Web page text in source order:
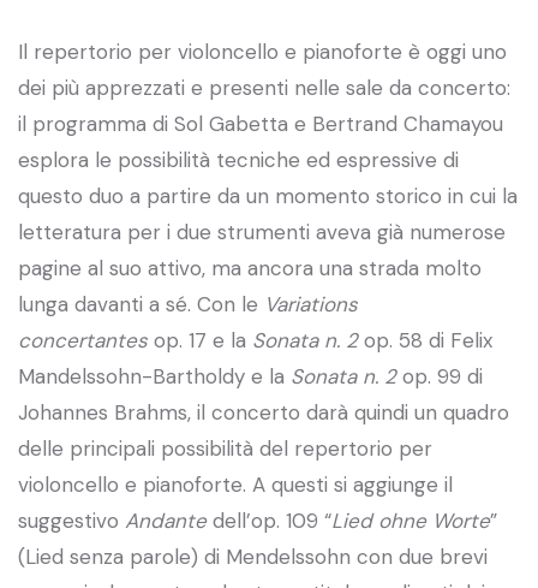
Il repertorio per violoncello e pianoforte è oggi uno
dei più apprezzati e presenti nelle sale da concerto:
il programma di Sol Gabetta e Bertrand Chamayou
esplora le possibilità tecniche ed espressive di
questo duo a partire da un momento storico in cui la
letteratura per i due strumenti aveva già numerose
pagine al suo attivo, ma ancora una strada molto
lunga davanti a sé. Con le Variations
concertantes op. 17 e la Sonata n. 2op. 58 di Felix
Mandelssohn-Bartholdy e la Sonata n. 2op. 99 di
Johannes Brahms, il concerto darà quindi un quadro
delle principali possibilità del repertorio per
violoncello e pianoforte. A questi si aggiunge il
suggestivo Andantedell’op. 109 “Lied ohne Worte”
(Lied senza parole) di Mendelssohn con due brevi